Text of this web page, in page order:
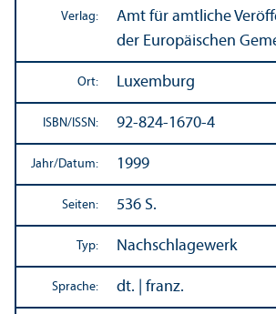
Verlag:
Amt für amtliche
der Europäischen
Ort: Luxemburg
ISBN/ ISSN: 92-824-1670-4
Jahr/Datum: 1999
Seiten: 536 S.
Typ: Nachschlagewerk
Sprache: dt. | franz.